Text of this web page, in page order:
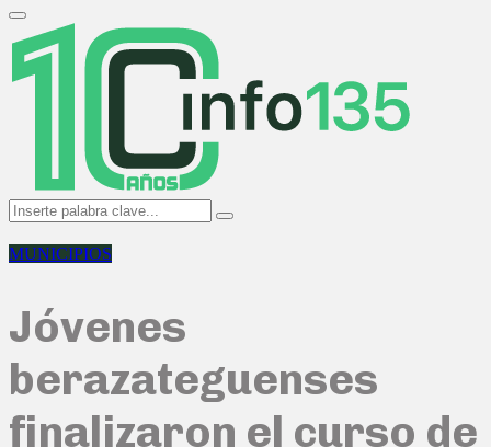
Primary
Menu
Search
for:
Search
MUNICIPIOS
Jóvenes
berazateguenses
finalizaron el curso de